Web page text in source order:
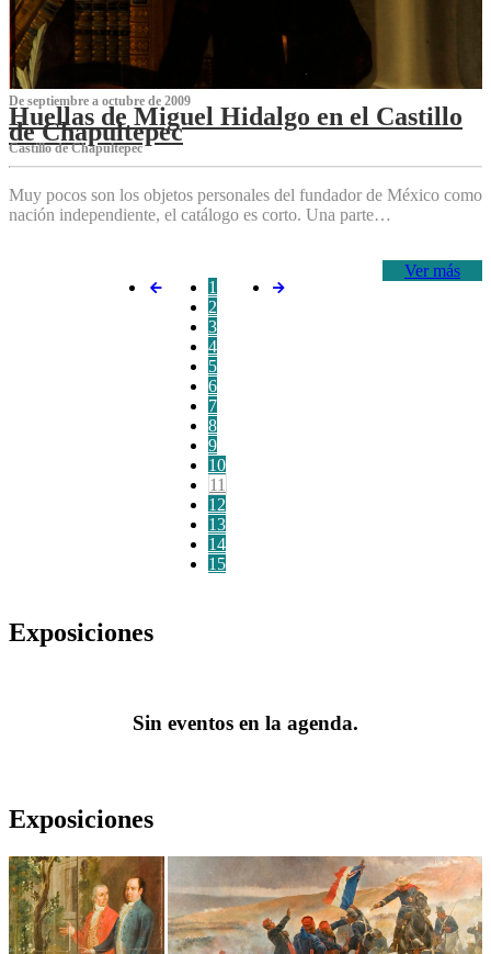
De septiembre a octubre de 2009
Huellas de Miguel Hidalgo en el Castillo
de Chapultepec
Castillo de Chapultepec
Muy pocos son los objetos personales del fundador de México como
nación independiente, el catálogo es corto. Una parte…
Ver más
1
2
3
4
5
6
7
8
9
10
11
12
13
14
15
Exposiciones
Sin eventos en la agenda.
Exposiciones